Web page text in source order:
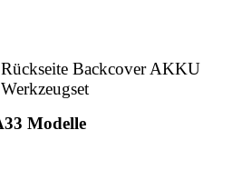
Backcover AKKU
Modelle